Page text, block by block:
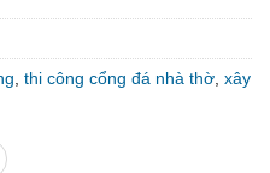
thi công cổng đá nhà thờ xây